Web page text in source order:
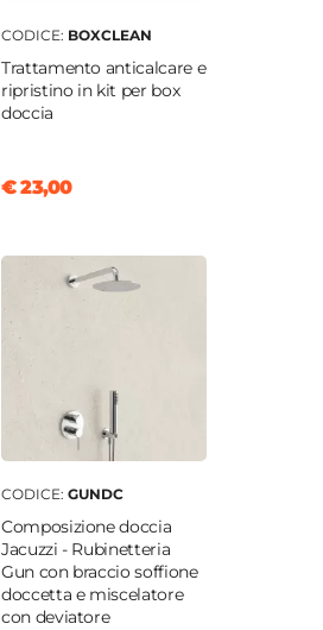
CODICE: BOXCLEAN
Trattamento anticalcare e
ripristino in kit per box
doccia
€ 23,00
CODICE: GUNDC
Composizione doccia
Jacuzzi - Rubinetteria
Gun con braccio soffione
doccetta e miscelatore
con deviatore